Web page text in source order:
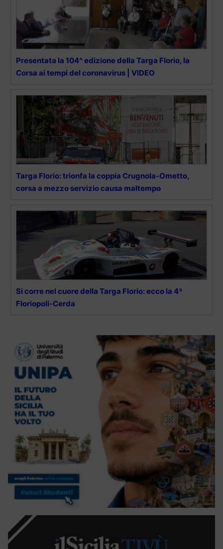
Presentata la 104^ edizione della Targa Florio, la
Corsa ai tempi del coronavirus | VIDEO
Targa Florio: trionfa la coppia Crugnola-Ometto,
corsa a mezzo servizio causa maltempo
Si corre nel cuore della Targa Florio: ecco la 4ª
Floriopoli-Cerda